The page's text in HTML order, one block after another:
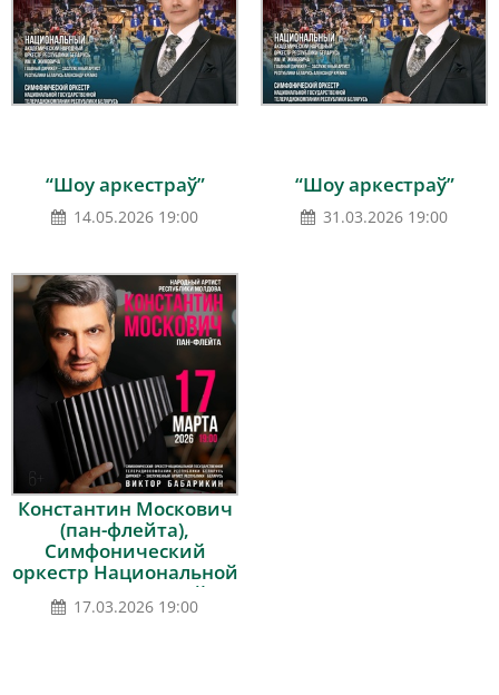
“Шоу аркестраў”
14.05.2026 19:00
“Шоу аркестраў”
31.03.2026 19:00
Константин Москович
(пан-флейта),
Симфонический
оркестр Национальной
государственной
телерадиокомпании
17.03.2026 19:00